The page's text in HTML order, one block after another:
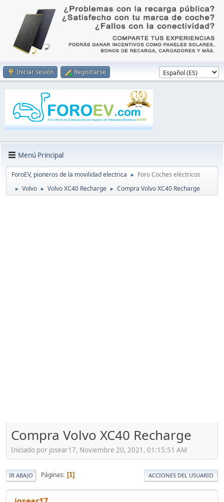
Iniciar sesión Registrarse
Menú Principal
ForoEV, pioneros de la movilidad electrica ► Foro Coches eléctricos
► Volvo ► Volvo XC40 Recharge ► Compra Volvo XC40 Recharge
Compra Volvo XC40 Recharge
Iniciado por josear17, Noviembre 20, 2021, 01:15:51 AM
IR ABAJO Páginas 1 ACCIONES DEL USUARIO